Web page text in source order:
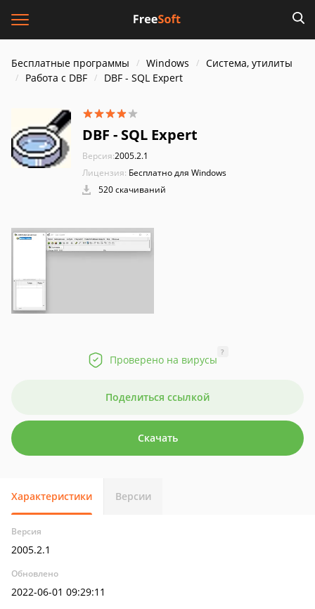
Бесплатные программы Windows
Система, утилиты
Работа с DBF
DBF - SQL Expert
DBF - SQL Expert
Версия:2005.2.1
Лицензия: Бесплатно для Windows
520 скачиваний
Проверено на вирусы
?
Поделиться ссылкой
Скачать
Характеристики Версии
Версия
2005.2.1
Обновлено
2022-06-01 09:29:11